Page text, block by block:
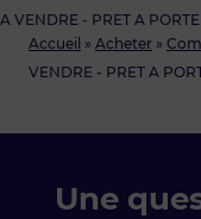
Accueil » Acheter »
VENDRE - PRET A
A VENDRE - PRET A
Une